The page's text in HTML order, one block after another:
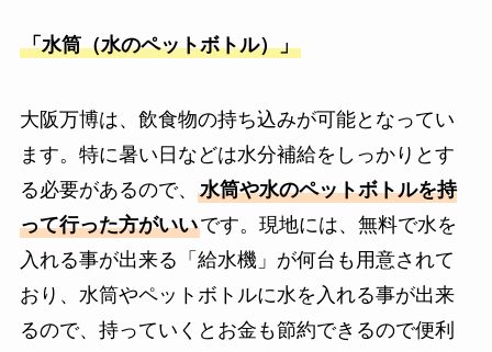
「水筒（水のペットボトル）」
大阪万博は、飲食物の持ち込みが可能となってい
ます。特に暑い日などは水分補給をしっかりとす
る必要があるので、 水筒や水のペットボトルを持
って行った方がいいです。現地には、無料で水を
入れる事が出来る「給水機」が何台も用意されて
おり、水筒やペットボトルに水を入れる事が出来
るので、持っていくとお金も節約できるので便利